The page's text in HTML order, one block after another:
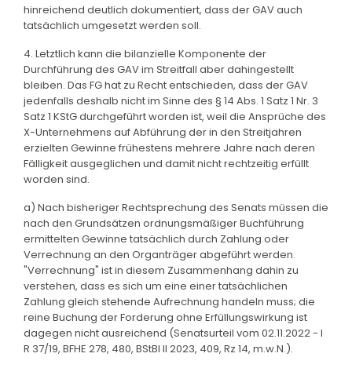
hinreichend deutlich dokumentiert, dass der GAV auch
tatsächlich umgesetzt werden soll.
4. Letztlich kann die bilanzielle Komponente der
Durchführung des GAV im Streitfall aber dahingestellt
bleiben. Das FG hat zu Recht entschieden, dass der GAV
jedenfalls deshalb nicht im Sinne des § 14 Abs. 1 Satz 1 Nr. 3
Satz 1 KStG durchgeführt worden ist, weil die Ansprüche des
X-Unternehmens auf Abführung der in den Streitjahren
erzielten Gewinne frühestens mehrere Jahre nach deren
Fälligkeit ausgeglichen und damit nicht rechtzeitig erfüllt
worden sind.
a) Nach bisheriger Rechtsprechung des Senats müssen die
nach den Grundsätzen ordnungsmäßiger Buchführung
ermittelten Gewinne tatsächlich durch Zahlung oder
Verrechnung an den Organträger abgeführt werden.
"Verrechnung" ist in diesem Zusammenhang dahin zu
verstehen, dass es sich um eine einer tatsächlichen
Zahlung gleich stehende Aufrechnung handeln muss; die
reine Buchung der Forderung ohne Erfüllungswirkung ist
dagegen nicht ausreichend (Senatsurteil vom 02.11.2022 - I
R 37/19, BFHE 278, 480, BStBl II 2023, 409, Rz 14, m.w.N.).